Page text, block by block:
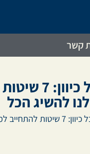
קשר
כשהמוח
להשיג הכל
כשהמוח נסחף לכל כיוון: